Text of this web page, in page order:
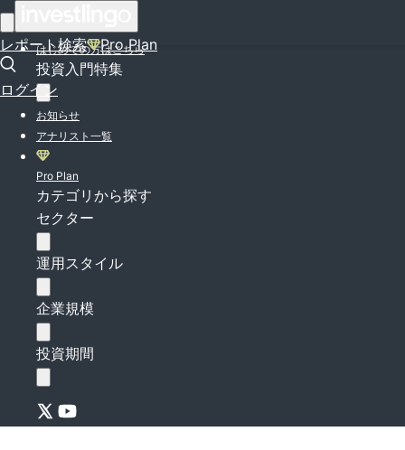
レポート検索 Pro Plan
ログイン
はじめての方はこちら
投資入門特集
お知らせ
アナリスト一覧
Pro Plan
カテゴリから探す
セクター
運用スタイル
企業規模
投資期間